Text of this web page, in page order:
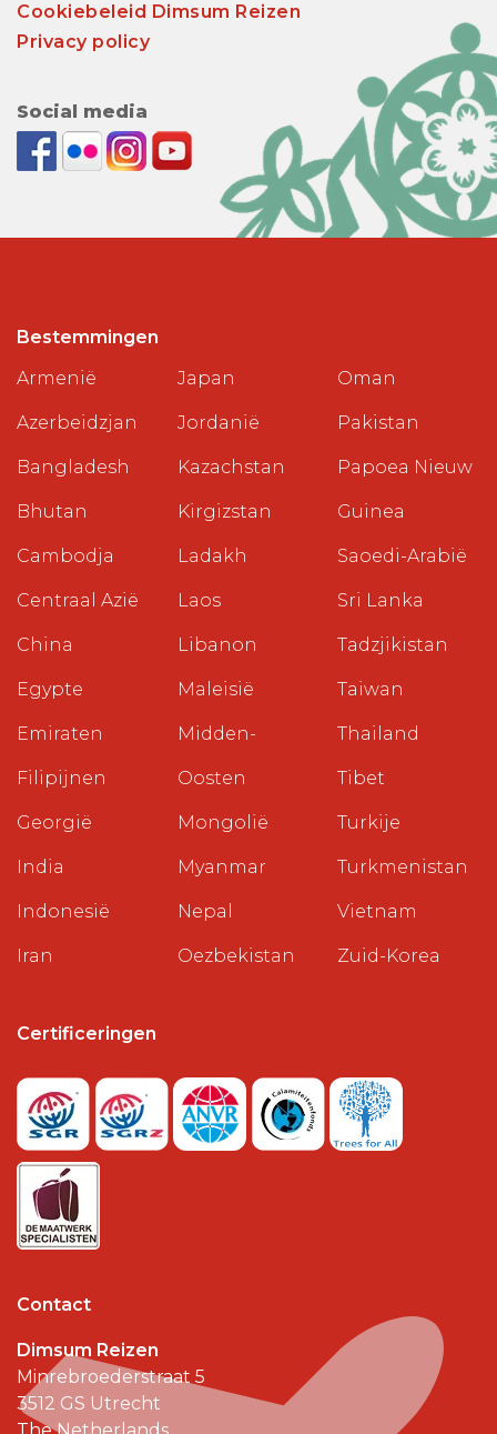
Cookiebeleid Dimsum Reizen
Privacy policy
Social media
Bestemmingen
Armenië
Azerbeidzjan
Bangladesh
Bhutan
Cambodja
Centraal Azië
China
Egypte
Emiraten
Filipijnen
Georgië
India
Indonesië
Iran
Japan
Jordanië
Kazachstan
Kirgizstan
Ladakh
Laos
Libanon
Maleisië
Midden-
Oosten
Mongolië
Myanmar
Nepal
Oezbekistan
Oman
Pakistan
Papoea Nieuw
Guinea
Saoedi-Arabië
Sri Lanka
Tadzjikistan
Taiwan
Thailand
Tibet
Turkije
Turkmenistan
Vietnam
Zuid-Korea
Certificeringen
Contact
Dimsum Reizen
Minrebroederstraat 5
3512 GS Utrecht